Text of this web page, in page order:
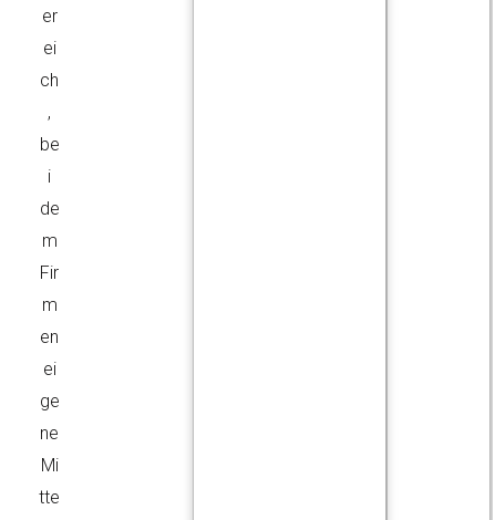
er
ei
ch
,
be
i
de
m
Fir
m
en
ei
ge
ne
Mi
tte